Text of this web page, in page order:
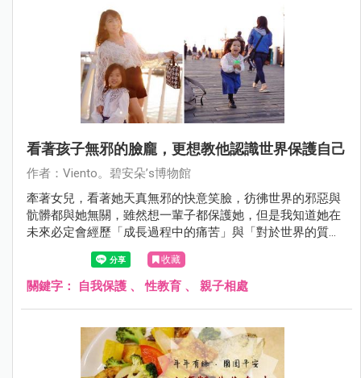
看著孩子無邪的臉龐，更想教他認識世界保護自己
作者：Viento。碧安朵’s博物館
牽著女兒，看著她天真無邪的快意笑臉，彷彿世界的邪惡與
骯髒都與她無關，雖然想一輩子都保護她，但是我知道她在
未來必定會經歷「成長過程中的痛苦」與「對於世界的質
收藏
關鍵字： 自我保護 、性教育 、 親子相處